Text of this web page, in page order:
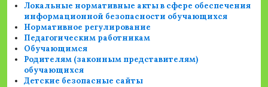
Локальные нормативные акты в сфере обеспечения
информационной безопасности обучающихся
Нормативное регулирование
Педагогическим работникам
Обучающимся
Родителям (законным представителям)
обучающихся
Детские безопасные сайты